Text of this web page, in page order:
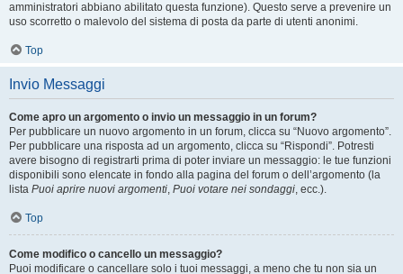
amministratori abbiano abilitato questa funzione). Questo serve a prevenire un
uso scorretto o malevolo del sistema di posta da parte di utenti anonimi.
Top
Invio Messaggi
Come apro un argomento o invio un messaggio in un forum?
Per pubblicare un nuovo argomento in un forum, clicca su “Nuovo argomento”.
Per pubblicare una risposta ad un argomento, clicca su “Rispondi”. Potresti
avere bisogno di registrarti prima di poter inviare un messaggio: le tue funzioni
disponibili sono elencate in fondo alla pagina del forum o dell’argomento (la
lista Puoi aprire nuovi argomenti, Puoi votare nei sondaggi, ecc.).
Top
Come modifico o cancello un messaggio?
Puoi modificare o cancellare solo i tuoi messaggi, a meno che tu non sia un